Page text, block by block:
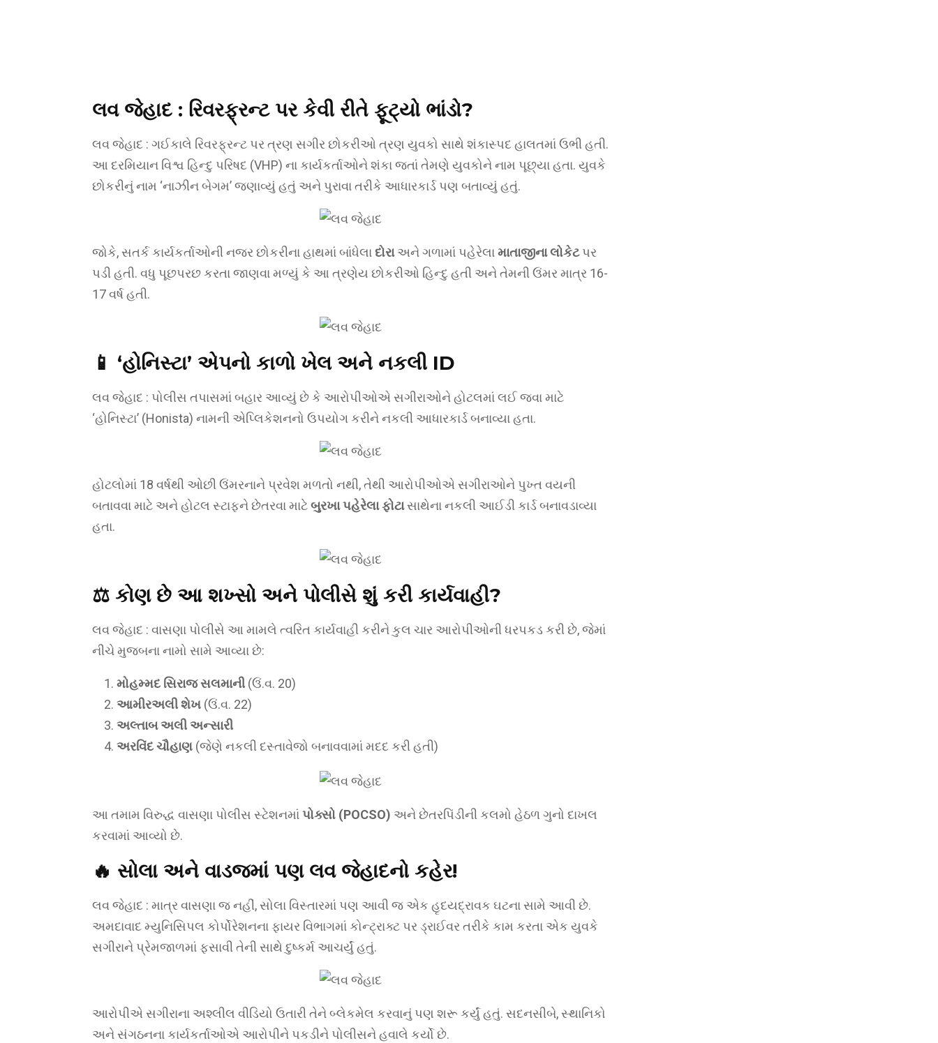
લવ જેહાદ : રિવરફ્રન્ટ પર કેવી રીતે ફૂટ્યો ભાંડો?
લવ જેહાદ : ગઈકાલે રિવરફ્રન્ટ પર ત્રણ સગીર છોકરીઓ ત્રણ યુવકો સાથે શંકાસ્પદ હાલતમાં ઉભી હતી.
આ દરમિયાન વિશ્વ હિન્દુ પરિષદ (VHP) ના કાર્યકર્તાઓને શંકા જતાં તેમણે યુવકોને નામ પૂછ્યા હતા. યુવકે
છોકરીનું નામ ‘નાઝીન બેગમ’ જણાવ્યું હતું અને પુરાવા તરીકે આધારકાર્ડ પણ બતાવ્યું હતું.
જોકે, સતર્ક કાર્યકર્તાઓની નજર છોકરીના હાથમાં બાંધેલાદોરાઅને ગળામાં પહેરેલામાતાજીના લોકેટપર
પડી હતી. વધુ પૂછપરછ કરતા જાણવા મળ્યું કે આ ત્રણેય છોકરીઓ હિન્દુ હતી અને તેમની ઉંમર માત્ર 16-
17 વર્ષ હતી.
📱 ‘હોનિસ્ટા’ એપનો કાળો ખેલ અને નકલી ID
લવ જેહાદ : પોલીસ તપાસમાં બહાર આવ્યું છે કે આરોપીઓએ સગીરાઓને હોટલમાં લઈ જવા માટે
‘હોનિસ્ટા’ (Honista) નામની એપ્લિકેશનનો ઉપયોગ કરીને નકલી આધારકાર્ડ બનાવ્યા હતા.
હોટલોમાં 18 વર્ષથી ઓછી ઉંમરનાને પ્રવેશ મળતો નથી, તેથી આરોપીઓએ સગીરાઓને પુખ્ત વયની
બતાવવા માટે અને હોટલ સ્ટાફને છેતરવા માટેબુરખા પહેરેલા ફોટાસાથેના નકલી આઈડી કાર્ડ બનાવડાવ્યા
હતા.
⚖️ કોણ છે આ શખ્સો અને પોલીસે શું કરી કાર્યવાહી?
લવ જેહાદ : વાસણા પોલીસે આ મામલે ત્વરિત કાર્યવાહી કરીને કુલ ચાર આરોપીઓની ધરપકડ કરી છે, જેમાં
નીચે મુજબના નામો સામે આવ્યા છે:
મોહમ્મદ સિરાજ સલમાની (ઉં.વ. 20)
આમીરઅલી શેખ (ઉં.વ. 22)
અલ્તાબ અલી અન્સારી
અરવિંદ ચૌહાણ (જેણે નકલી દસ્તાવેજો બનાવવામાં મદદ કરી હતી)
આ તમામ વિરુદ્ધ વાસણા પોલીસ સ્ટેશનમાંપોક્સો (POCSO) અને છેતરપિંડીની કલમો હેઠળ ગુનો દાખલ
કરવામાં આવ્યો છે.
🔥 સોલા અને વાડજમાં પણ લવ જેહાદનો કહેર!
લવ જેહાદ : માત્ર વાસણા જ નહીં, સોલા વિસ્તારમાં પણ આવી જ એક હૃદયદ્રાવક ઘટના સામે આવી છે.
અમદાવાદ મ્યુનિસિપલ કોર્પોરેશનના ફાયર વિભાગમાં કોન્ટ્રાક્ટ પર ડ્રાઈવર તરીકે કામ કરતા એક યુવકે
સગીરાને પ્રેમજાળમાં ફસાવી તેની સાથે દુષ્કર્મ આચર્યું હતું.
આરોપીએ સગીરાના અશ્લીલ વીડિયો ઉતારી તેને બ્લેકમેલ કરવાનું પણ શરૂ કર્યું હતું. સદનસીબે, સ્થાનિકો
અને સંગઠનના કાર્યકર્તાઓએ આરોપીને પકડીને પોલીસને હવાલે કર્યો છે.